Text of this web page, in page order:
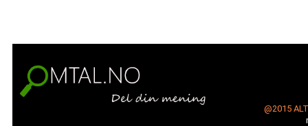
@2015